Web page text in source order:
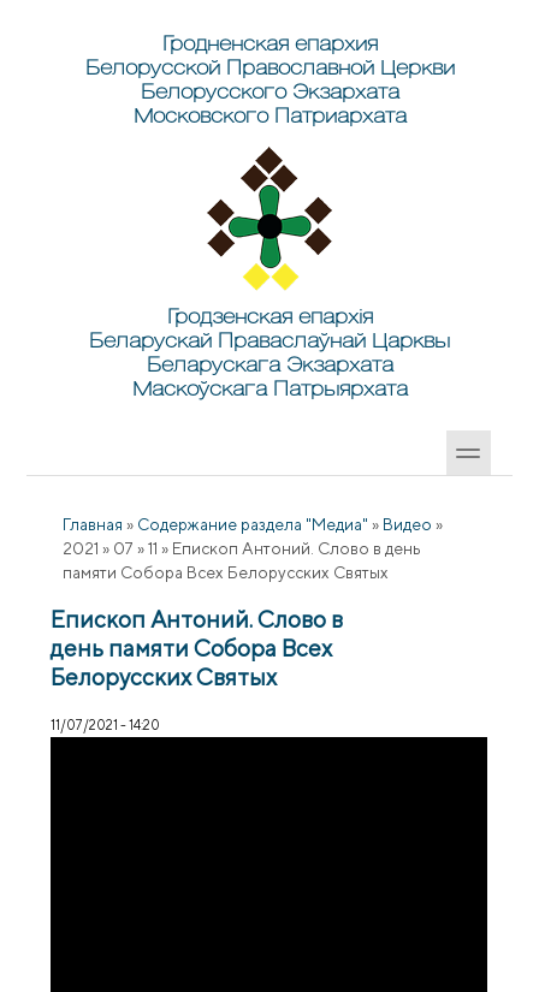
Гродненская епархия
Белорусской Православной Церкви
Белорусского Экзархата
Московского Патриархата
Гродзенская епархія
Беларускай Праваслаўнай Царквы
Беларускага Экзархата
Маскоўскага Патрыярхата
Главная » Содержание раздела "Медиа" » Видео »
2021 » 07 » 11 » Епископ Антоний. Слово в день
памяти Собора Всех Белорусских Святых
Епископ Антоний. Слово в
день памяти Собора Всех
Белорусских Святых
11/07/2021 - 14:20